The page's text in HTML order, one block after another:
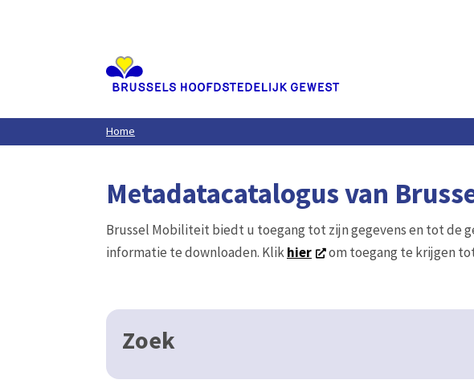
Home
Metadatacatalogus van
Brussel Mobiliteit biedt u toegang tot zijn gegevens en tot de
informatie te downloaden. Klikhier om toegang te krijgen
Zoek